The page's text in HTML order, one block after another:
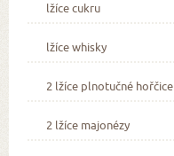
lžíce cukru
lžíce whisky
2 lžíce plnotučné hořčice
2 lžíce majonézy